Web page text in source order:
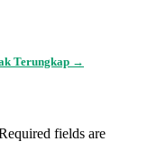
Terungkap →
fields are